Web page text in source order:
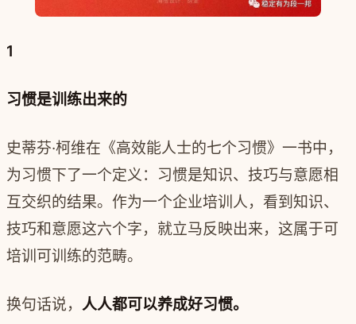
1
习惯是训练出来的
史蒂芬·柯维在《高效能人士的七个习惯》一书中，
为习惯下了一个定义： 习惯是知识、技巧与意愿相
互交织的结果。 作为一个企业培训人，看到知识、
技巧和意愿这六个字，就立马反映出来，这属于可
培训可训练的范畴。
换句话说， 人人都可以养成好习惯。